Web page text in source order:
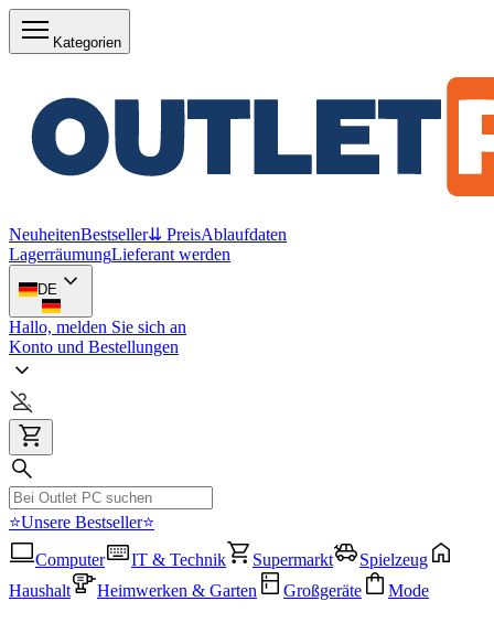
Kategorien
NeuheitenBestseller⇊ PreisAblaufdaten
LagerräumungLieferant werden
DE
Hallo, melden Sie sich an
Konto und Bestellungen
⭐Unsere Bestseller⭐
Computer
IT & Technik Supermarkt
Spielzeug
Haushalt
Heimwerken & Garten Großgeräte Mode